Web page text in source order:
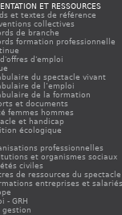
ET RESSOURCES
et textes de référence
collectives
de branche
formation professionnelle
d'emploi
du spectacle vivant
de l’emploi
de la formation
et documents
femmes hommes
et handicap
écologique
professionnelles
et organismes sociaux
civiles
de ressources du spectacle
entreprises et
- GRH
gestion